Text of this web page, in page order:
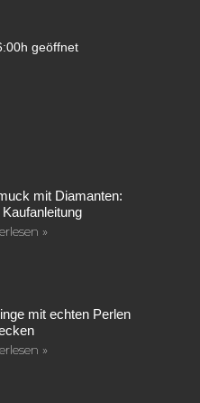
geöffnet
mit Diamanten:
Kaufanleitung
»
mit echten Perlen
»